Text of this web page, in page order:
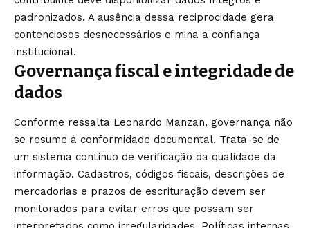
padronizados. A ausência dessa reciprocidade gera
contenciosos desnecessários e mina a confiança
institucional.
Governança fiscal e integridade de
dados
Conforme ressalta Leonardo Manzan, governança não
se resume à conformidade documental. Trata-se de
um sistema contínuo de verificação da qualidade da
informação. Cadastros, códigos fiscais, descrições de
mercadorias e prazos de escrituração devem ser
monitorados para evitar erros que possam ser